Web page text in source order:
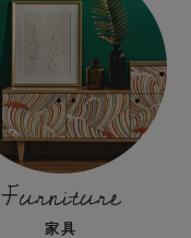
Furniture
家具